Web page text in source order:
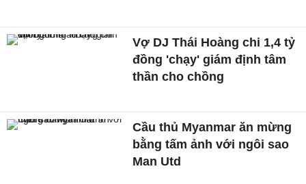
Vợ DJ Thái Hoàng chi 1,4 tỷ
đồng 'chạy' giám định tâm
thần cho chồng
Cầu thủ Myanmar ăn mừng
bằng tấm ảnh với ngôi sao
Man Utd